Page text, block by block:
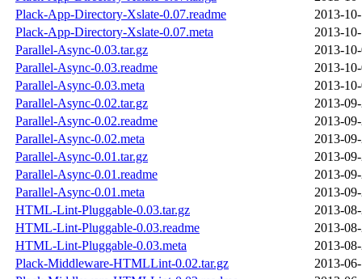
Plack-App-Directory-Xslate-0.07.readme
2013-
Plack-App-Directory-Xslate-0.07.meta
2013-
Parallel-Async-0.03.tar.gz
2013-
Parallel-Async-0.03.readme
2013-
Parallel-Async-0.03.meta
2013-
Parallel-Async-0.02.tar.gz
2013-
Parallel-Async-0.02.readme
2013-
Parallel-Async-0.02.meta
2013-
Parallel-Async-0.01.tar.gz
2013-
Parallel-Async-0.01.readme
2013-
Parallel-Async-0.01.meta
2013-
HTML-Lint-Pluggable-0.03.tar.gz
2013-
HTML-Lint-Pluggable-0.03.readme
2013-
HTML-Lint-Pluggable-0.03.meta
2013-
Plack-Middleware-HTMLLint-0.02.tar.gz
2013-